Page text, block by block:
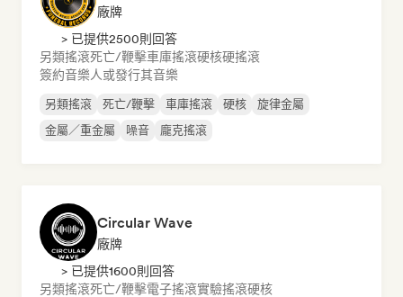
廠牌
> 已提供2500則回答
另類搖滾死亡/鞭擊車庫搖滾硬核硬搖滾
簽約音樂人或發行其音樂
另類搖滾 死亡/鞭擊 車庫搖滾 硬核
旋律金屬
金屬／重金屬
噪音 龐克搖滾
Circular Wave
廠牌
> 已提供1600則回答
另類搖滾死亡/鞭擊電子搖滾實驗搖滾硬核